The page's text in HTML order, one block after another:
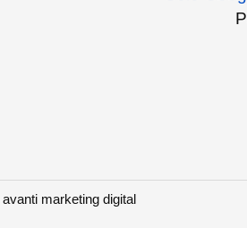
marketing digital